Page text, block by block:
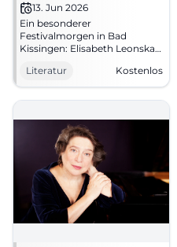
13. Jun 2026
Ein besonderer
Festivalmorgen in Bad
Kissingen: Elisabeth Leonskaja
Kunst, Wege und Werke.
13.06.2026, kostenfrei.
#KissingerSommer
Literatur Kostenlos